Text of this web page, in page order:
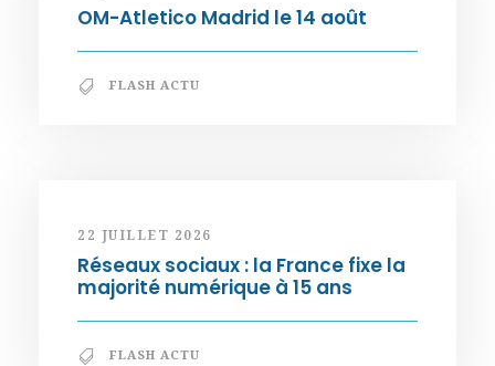
OM-Atletico Madrid le 14 août
FLASH ACTU
22 JUILLET 2026
Réseaux sociaux : la France fixe la
majorité numérique à 15 ans
FLASH ACTU